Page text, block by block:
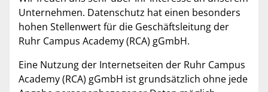
Unternehmen. Datenschutz hat einen besonders
hohen Stellenwert für die Geschäftsleitung der
Ruhr Campus Academy (RCA) gGmbH.
Eine Nutzung der Internetseiten der Ruhr Campus
Academy (RCA) gGmbH ist grundsätzlich ohne jede